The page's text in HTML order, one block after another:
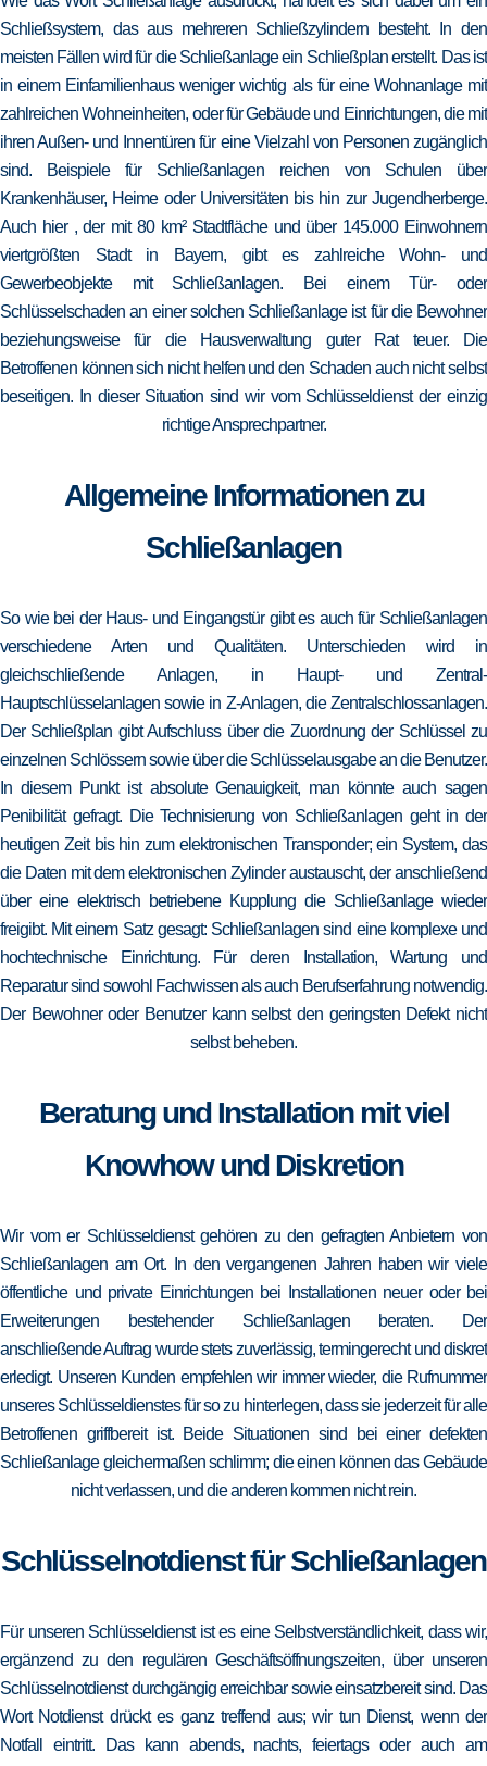
Schließsystem, das aus mehreren Schließzylindern besteht. In den
meisten Fällen wird für die Schließanlage ein Schließplan erstellt. Das ist
in einem Einfamilienhaus weniger wichtig als für eine Wohnanlage mit
zahlreichen Wohneinheiten, oder für Gebäude und Einrichtungen, die mit
ihren Außen- und Innentüren für eine Vielzahl von Personen zugänglich
sind. Beispiele für Schließanlagen reichen von Schulen über
Krankenhäuser, Heime oder Universitäten bis hin zur Jugendherberge.
Auch hier , der mit 80 km² Stadtfläche und über 145.000 Einwohnern
viertgrößten Stadt in Bayern, gibt es zahlreiche Wohn- und
Gewerbeobjekte mit Schließanlagen. Bei einem Tür- oder
Schlüsselschaden an einer solchen Schließanlage ist für die Bewohner
beziehungsweise für die Hausverwaltung guter Rat teuer. Die
Betroffenen können sich nicht helfen und den Schaden auch nicht selbst
beseitigen. In dieser Situation sind wir vom Schlüsseldienst der einzig
richtige Ansprechpartner.
Allgemeine Informationen zu
Schließanlagen
So wie bei der Haus- und Eingangstür gibt es auch für Schließanlagen
verschiedene Arten und Qualitäten. Unterschieden wird in
gleichschließende Anlagen, in Haupt- und Zentral-
Hauptschlüsselanlagen sowie in Z-Anlagen, die Zentralschlossanlagen.
Der Schließplan gibt Aufschluss über die Zuordnung der Schlüssel zu
einzelnen Schlössern sowie über die Schlüsselausgabe an die Benutzer.
In diesem Punkt ist absolute Genauigkeit, man könnte auch sagen
Penibilität gefragt. Die Technisierung von Schließanlagen geht in der
heutigen Zeit bis hin zum elektronischen Transponder; ein System, das
die Daten mit dem elektronischen Zylinder austauscht, der anschließend
über eine elektrisch betriebene Kupplung die Schließanlage wieder
freigibt. Mit einem Satz gesagt: Schließanlagen sind eine komplexe und
hochtechnische Einrichtung. Für deren Installation, Wartung und
Reparatur sind sowohl Fachwissen als auch Berufserfahrung notwendig.
Der Bewohner oder Benutzer kann selbst den geringsten Defekt nicht
selbst beheben.
Beratung und Installation mit viel
Knowhow und Diskretion
Wir vom er Schlüsseldienst gehören zu den gefragten Anbietern von
Schließanlagen am Ort. In den vergangenen Jahren haben wir viele
öffentliche und private Einrichtungen bei Installationen neuer oder bei
Erweiterungen bestehender Schließanlagen beraten. Der
anschließende Auftrag wurde stets zuverlässig, termingerecht und diskret
erledigt. Unseren Kunden empfehlen wir immer wieder, die Rufnummer
unseres Schlüsseldienstes für so zu hinterlegen, dass sie jederzeit für alle
Betroffenen griffbereit ist. Beide Situationen sind bei einer defekten
Schließanlage gleichermaßen schlimm; die einen können das Gebäude
nicht verlassen, und die anderen kommen nicht rein.
Schlüsselnotdienst für Schließanlagen
Für unseren Schlüsseldienst ist es eine Selbstverständlichkeit, dass wir,
ergänzend zu den regulären Geschäftsöffnungszeiten, über unseren
Schlüsselnotdienst durchgängig erreichbar sowie einsatzbereit sind. Das
Wort Notdienst drückt es ganz treffend aus; wir tun Dienst, wenn der
Notfall eintritt. Das kann abends, nachts, feiertags oder auch am